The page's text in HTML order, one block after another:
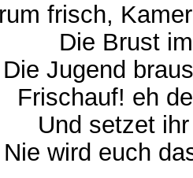
frisch,
Die Brust
Die Jugend
Frischauf! eh
Und setzet
Nie wird euch